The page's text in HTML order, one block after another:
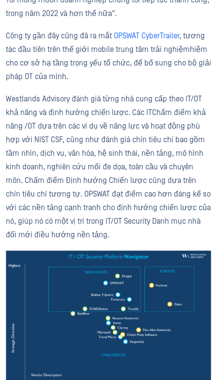
trong năm 2022 và hơn thế nữa".
Công ty gần đây cũng đã ra mắt OPSWAT CyberTrailer, tương
tác đầu tiên trên thế giới mobile trung tâm trải nghiệmhiệm
cho cơ sở hạ tầng trọng yếu tổ chức, để bổ sung cho bộ giải
pháp OT của mình.
Westlands Advisory đánh giá từng nhà cung cấp theo IT/OT
khả năng và định hướng chiến lược. Các ITChấm điểm khả
năng /OT dựa trên các ví dụ về năng lực và hoạt động phù
hợp với NIST CSF, cũng như đánh giá chín tiêu chí bao gồm
tầm nhìn, dịch vụ, văn hóa, hệ sinh thái, nền tảng, mô hình
kinh doanh, nghiên cứu mối đe dọa, toàn cầu và chuyên
môn. Chấm điểm Định hướng Chiến lược cũng dựa trên
chín tiêu chí tương tự. OPSWAT đạt điểm cao hơn đáng kể so
với các nền tảng cạnh tranh cho định hướng chiến lược của
nó, giúp nó có một vị trí trong IT/OT Security Danh mục nhà
đổi mới điều hướng nền tảng.